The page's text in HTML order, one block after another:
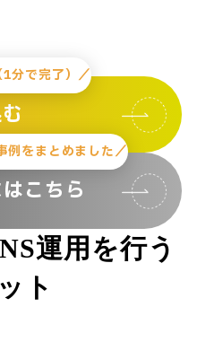
分で完了）／
例をまとめました／
こちら
運用を行う
ト